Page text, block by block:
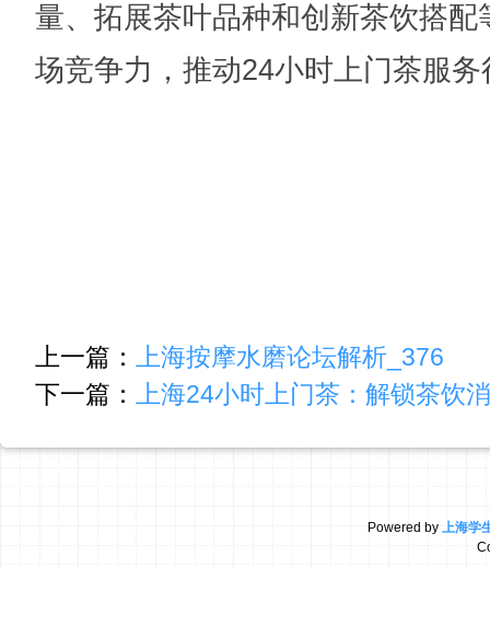
量、拓展茶叶品种和创新茶饮搭
场竞争力，推动24小时上门茶服
上一篇：
上海按摩水磨论坛解析_376
下一篇：
上海24小时上门茶：解锁茶饮
Powered by上海学